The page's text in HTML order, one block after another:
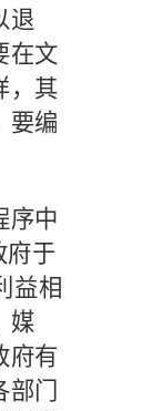
退
在文
，其
要编
序中
府于
益相
媒
府有
门